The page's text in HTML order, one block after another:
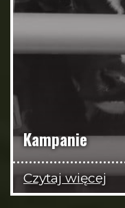
Kampanie
Czytaj więcej